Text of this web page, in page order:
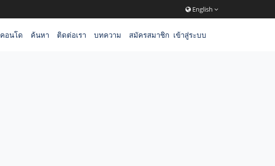
English
คอนโด ค้นหา ติดต่อเรา บทความ สมัครสมาชิก เข้าสู่ระบบ